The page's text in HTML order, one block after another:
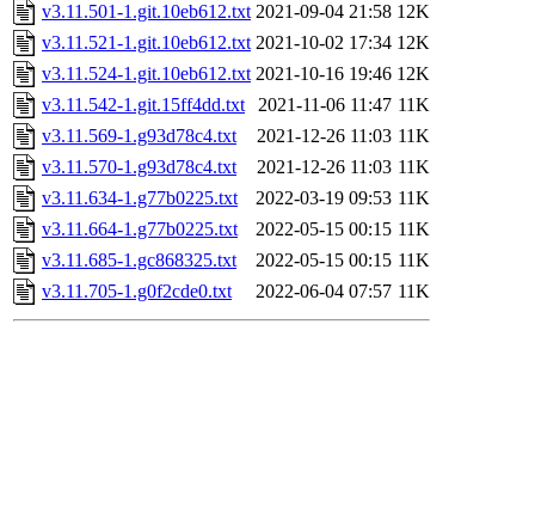
v3.11.501-1.git.10eb612.txt 2021-09-04 21:58 12K
v3.11.521-1.git.10eb612.txt 2021-10-02 17:34 12K
v3.11.524-1.git.10eb612.txt 2021-10-16 19:46 12K
v3.11.542-1.git.15ff4dd.txt
2021-11-06 11:47 11K
v3.11.569-1.g93d78c4.txt
2021-12-26 11:03 11K
v3.11.570-1.g93d78c4.txt
2021-12-26 11:03 11K
v3.11.634-1.g77b0225.txt
2022-03-19 09:53 11K
v3.11.664-1.g77b0225.txt
2022-05-15 00:15 11K
v3.11.685-1.gc868325.txt
2022-05-15 00:15 11K
v3.11.705-1.g0f2cde0.txt
2022-06-04 07:57 11K